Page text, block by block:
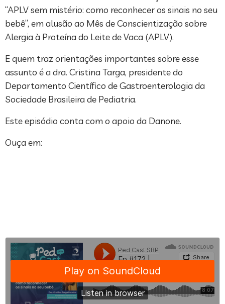
“APLV sem mistério: como reconhecer os sinais no seu
bebê”, em alusão ao Mês de Conscientização sobre
Alergia à Proteína do Leite de Vaca (APLV).
E quem traz orientações importantes sobre esse
assunto é a dra. Cristina Targa, presidente do
Departamento Científico de Gastroenterologia da
Sociedade Brasileira de Pediatria.
Este episódio conta com o apoio da Danone.
Ouça em: